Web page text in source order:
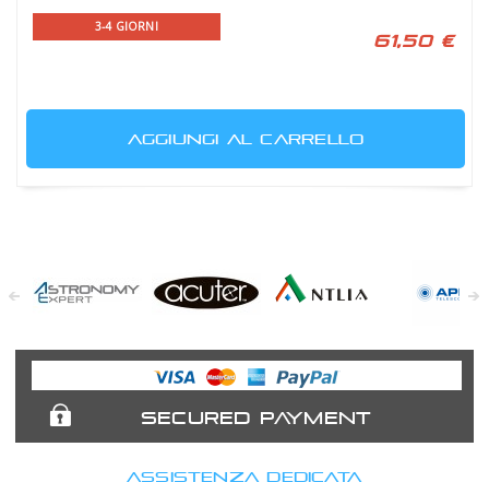
3-4 GIORNI
61,50 €
AGGIUNGI AL CARRELLO
Expert
Telescopes
SECURED PAYMENT
ASSISTENZA DEDICATA